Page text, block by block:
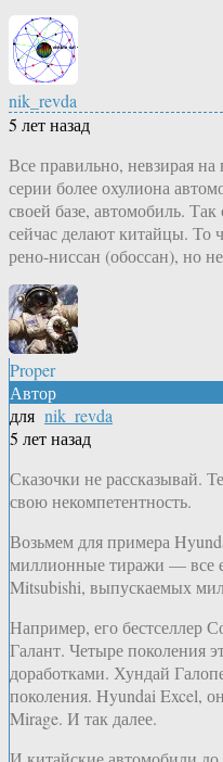
nik_revda
5 лет назад
Все правильно, невзирая
серии более охулиона
своей базе, автомобиль.
сейчас делают китайцы. То
рено-ниссан (обоссан), но
Proper
Автор
для nik_revda
5 лет назад
Сказочки не рассказывай.
свою некомпетентность.
Возьмем для примера
миллионные тиражи — все
Mitsubishi, выпускаемых
Например, его бестселлер
Галант. Четыре поколения
доработками. Хундай
поколения. Hyundai Excel,
Mirage. И так далее.